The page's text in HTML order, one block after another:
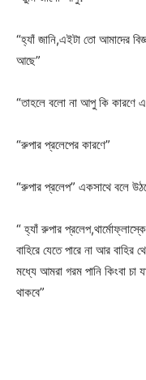
Company
About
“হ্যাঁ জানি,এইটা তো আমাদের
আছে”
“তাহলে বলো না আপু কি কারণে
“রুপার প্রলেপের কারণে”
“রুপার প্রলেপ” একসাথে বলে
“ হ্যাঁ রুপার
বাহিরে যেতে পারে না আর
মধ্যে আমরা গরম পানি কিংবা
থাকবে”